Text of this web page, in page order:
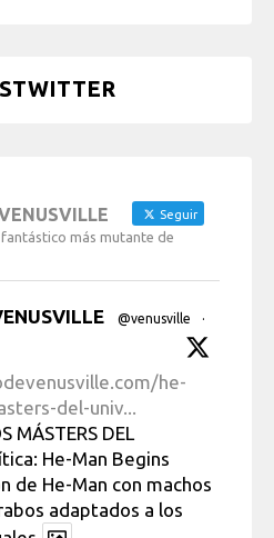
Seguir
más mutante de
@venusville
·
he-
del-univ...
MÁSTERS DEL
He-Man Begins
de He-Man con machos
adaptados a los